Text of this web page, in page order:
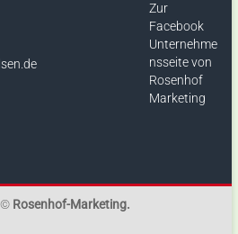
Zur
Facebook
Unternehme
nsseite von
Rosenhof
Marketing
© Rosenhof-Marketing.